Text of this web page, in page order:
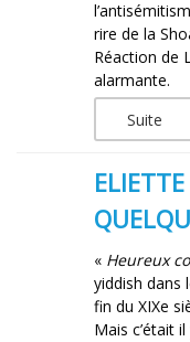
rire de la
Réaction de
alarmante.
Suite
« Heureux
yiddish dans
fin du XIXe
Mais c’était